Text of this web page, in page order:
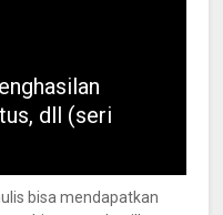
dll (seri
bisa mendapatkan